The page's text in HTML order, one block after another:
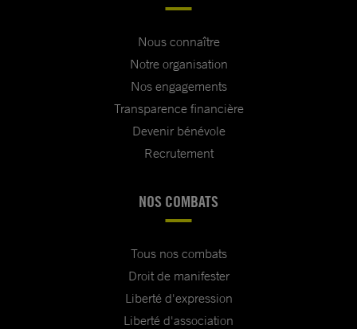
Nous connaître
Notre organisation
Nos engagements
Transparence financière
Devenir bénévole
Recrutement
NOS COMBATS
Tous nos combats
Droit de manifester
Liberté d'expression
Liberté d'association